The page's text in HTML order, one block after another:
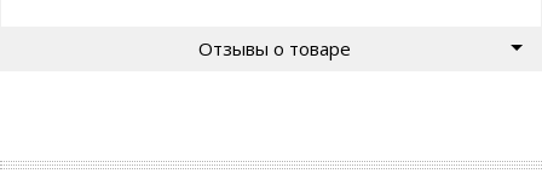
Отзывы о товаре